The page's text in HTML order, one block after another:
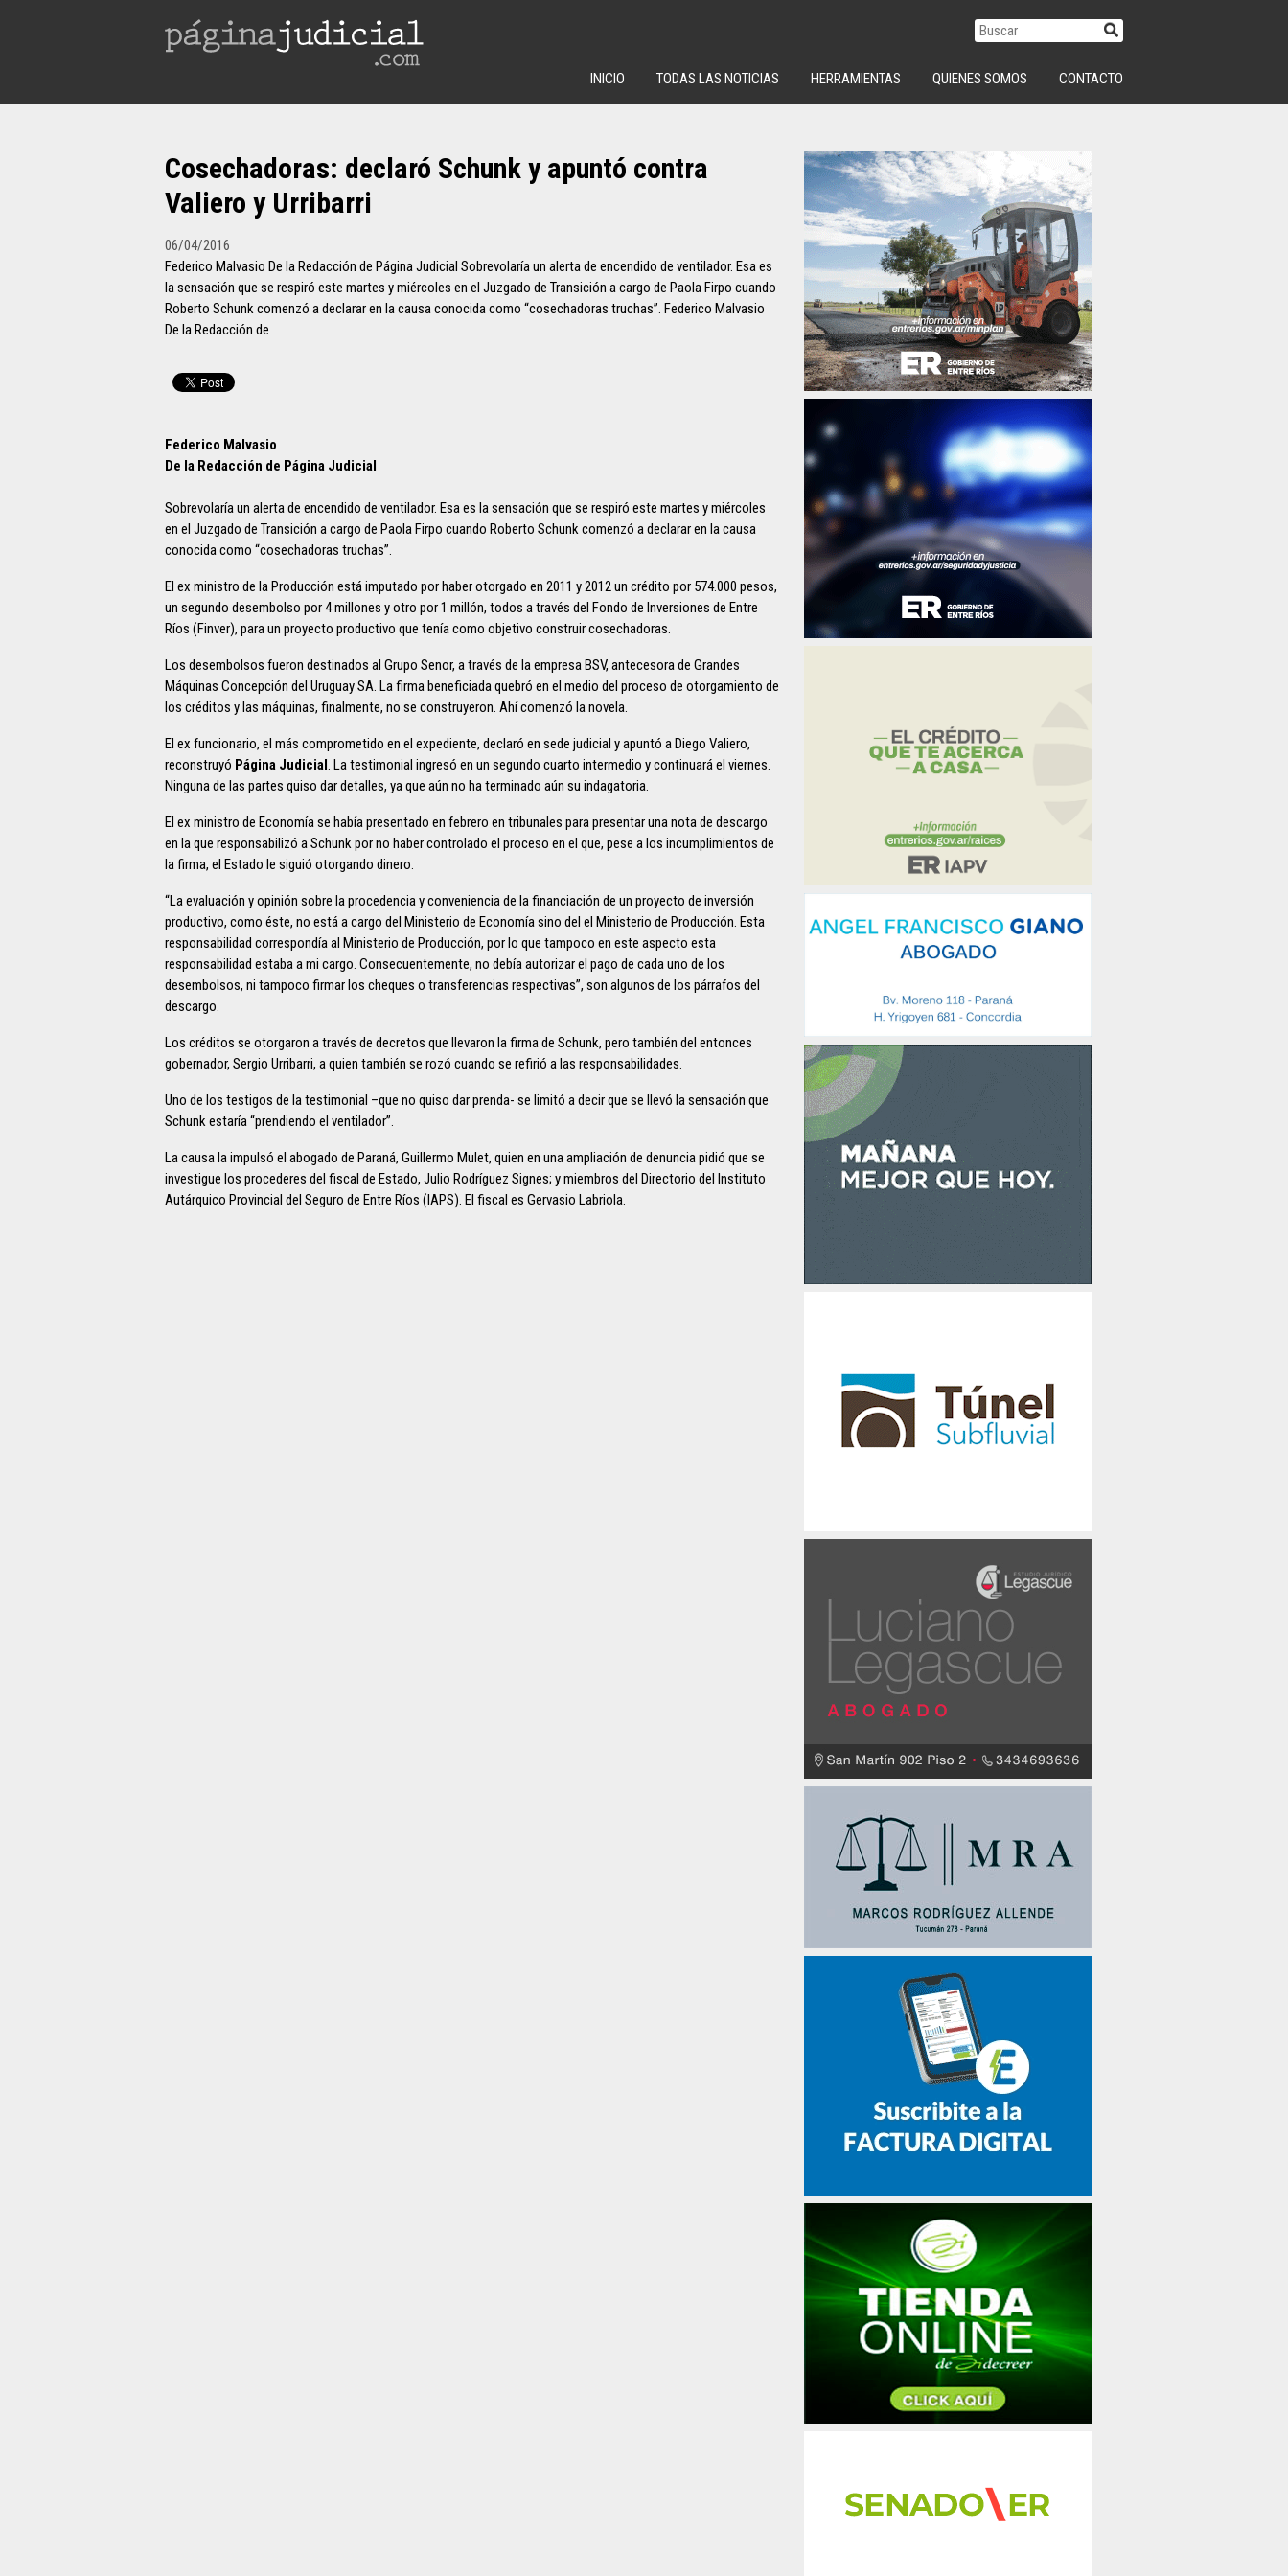
INICIO TODAS LAS NOTICIAS HERRAMIENTAS QUIENES SOMOS CONTACTO
Cosechadoras: declaró Schunk y apuntó contra
Valiero y Urribarri
06/04/2016
Federico Malvasio De la Redacción de Página Judicial Sobrevolaría un alerta de encendido de ventilador. Esa es
la sensación que se respiró este martes y miércoles en el Juzgado de Transición a cargo de Paola Firpo cuando
Roberto Schunk comenzó a declarar en la causa conocida como “cosechadoras truchas”. Federico Malvasio
De la Redacción de
Federico Malvasio
De la Redacción de Página Judicial
Sobrevolaría un alerta de encendido de ventilador. Esa es la sensación que se respiró este martes y miércoles
en el Juzgado de Transición a cargo de Paola Firpo cuando Roberto Schunk comenzó a declarar en la causa
conocida como “cosechadoras truchas”.
El ex ministro de la Producción está imputado por haber otorgado en 2011 y 2012 un crédito por 574.000 pesos,
un segundo desembolso por 4 millones y otro por 1 millón, todos a través del Fondo de Inversiones de Entre
Ríos (Finver), para un proyecto productivo que tenía como objetivo construir cosechadoras.
Los desembolsos fueron destinados al Grupo Senor, a través de la empresa BSV, antecesora de Grandes
Máquinas Concepción del Uruguay SA. La firma beneficiada quebró en el medio del proceso de otorgamiento de
los créditos y las máquinas, finalmente, no se construyeron. Ahí comenzó la novela.
El ex funcionario, el más comprometido en el expediente, declaró en sede judicial y apuntó a Diego Valiero,
reconstruyó Página Judicial. La testimonial ingresó en un segundo cuarto intermedio y continuará el viernes.
Ninguna de las partes quiso dar detalles, ya que aún no ha terminado aún su indagatoria.
El ex ministro de Economía se había presentado en febrero en tribunales para presentar una nota de descargo
en la que responsabilizó a Schunk por no haber controlado el proceso en el que, pese a los incumplimientos de
la firma, el Estado le siguió otorgando dinero.
“La evaluación y opinión sobre la procedencia y conveniencia de la financiación de un proyecto de inversión
productivo, como éste, no está a cargo del Ministerio de Economía sino del el Ministerio de Producción. Esta
responsabilidad correspondía al Ministerio de Producción, por lo que tampoco en este aspecto esta
responsabilidad estaba a mi cargo. Consecuentemente, no debía autorizar el pago de cada uno de los
desembolsos, ni tampoco firmar los cheques o transferencias respectivas”, son algunos de los párrafos del
descargo.
Los créditos se otorgaron a través de decretos que llevaron la firma de Schunk, pero también del entonces
gobernador, Sergio Urribarri, a quien también se rozó cuando se refirió a las responsabilidades.
Uno de los testigos de la testimonial –que no quiso dar prenda- se limitó a decir que se llevó la sensación que
Schunk estaría “prendiendo el ventilador”.
La causa la impulsó el abogado de Paraná, Guillermo Mulet, quien en una ampliación de denuncia pidió que se
investigue los procederes del fiscal de Estado, Julio Rodríguez Signes; y miembros del Directorio del Instituto
Autárquico Provincial del Seguro de Entre Ríos (IAPS). El fiscal es Gervasio Labriola.